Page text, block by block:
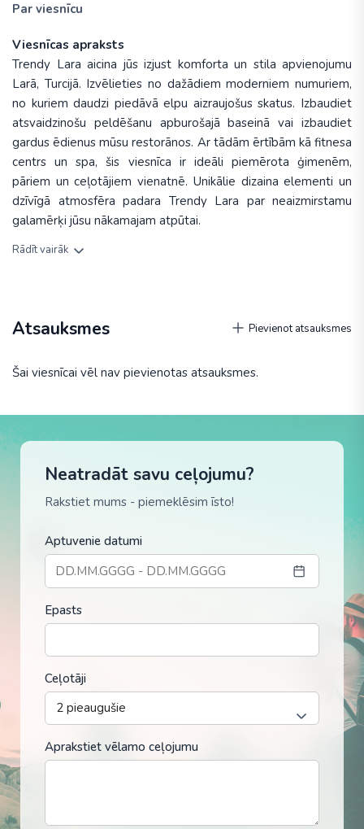
Par viesnīcu
Viesnīcas apraksts
Trendy Lara aicina jūs izjust komforta un stila apvienojumu
Larā, Turcijā. Izvēlieties no dažādiem moderniem numuriem,
no kuriem daudzi piedāvā elpu aizraujošus skatus. Izbaudiet
atsvaidzinošu peldēšanu apburošajā baseinā vai izbaudiet
gardus ēdienus mūsu restorānos. Ar tādām ērtībām kā fitnesa
centrs un spa, šis viesnīca ir ideāli piemērota ģimenēm,
pāriem un ceļotājiem vienatnē. Unikālie dizaina elementi un
dzīvīgā atmosfēra padara Trendy Lara par neaizmirstamu
galamērķi jūsu nākamajam atpūtai.
Rādīt vairāk
Atsauksmes Pievienot atsauksmes
Šai viesnīcai vēl nav pievienotas atsauksmes.
Neatradāt savu ceļojumu?
Rakstiet mums - piemeklēsim īsto!
Aptuvenie datumi
Epasts
Ceļotāji
Aprakstiet vēlamo ceļojumu